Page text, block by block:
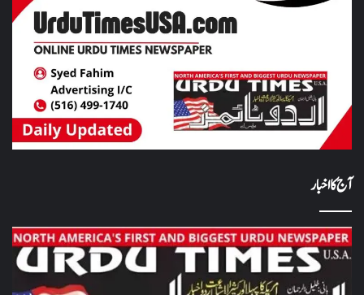
آج کا اخبار